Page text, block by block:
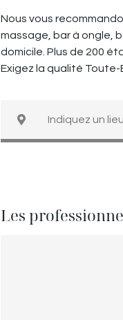
Nous vous
massage, bar à ongle,
domicile. Plus de 200
Exigez la qualité Toute-
Les